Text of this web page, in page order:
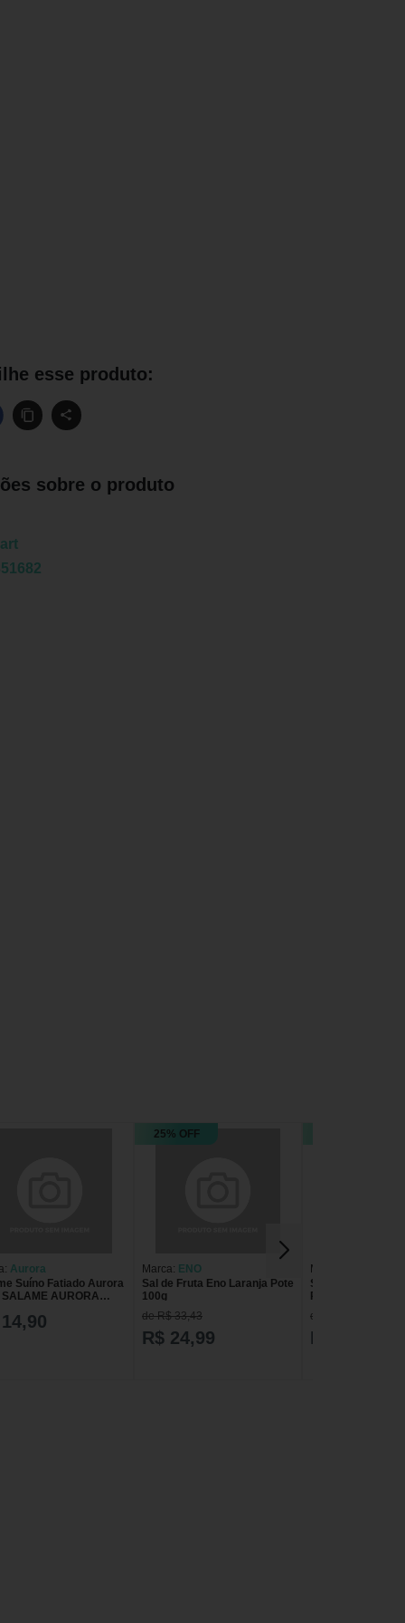
esse produto:
sobre o produto
Aurora
Suíno Fatiado Aurora
SALAME AURORA
25% OFF
Marca: ENO
Sal de Fruta Eno Laranja Pote
100g
de R$ 33,43
R$ 24,99
Marca:
Sal de Fruta Eno
Pote 100g
de R$ 33,43
R$ 24,99